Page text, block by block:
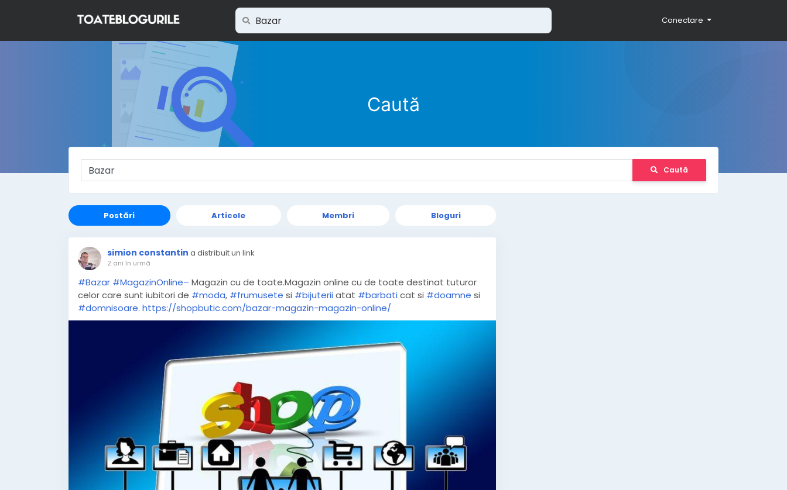
Conectare
Caută
Caută
Postări Articole Membri Bloguri
simion constantin a distribuit un link
2 ani în urmă
#Bazar #MagazinOnline– Magazin cu de toate.Magazin online cu de toate destinat tuturor
celor care sunt iubitori de #moda, #frumusete si #bijuterii atat #barbati cat si #doamne si
#domnisoare. https://shopbutic.com/bazar-magazin-magazin-online/